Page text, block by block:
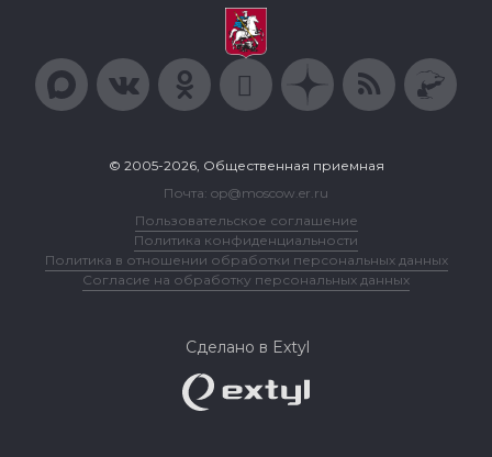
© 2005-2026, Общественная приемная
Почта: op@moscow.er.ru
Пользовательское соглашение
Политика конфиденциальности
Политика в отношении обработки персональных данных
Согласие на обработку персональных данных
Сделано в Extyl